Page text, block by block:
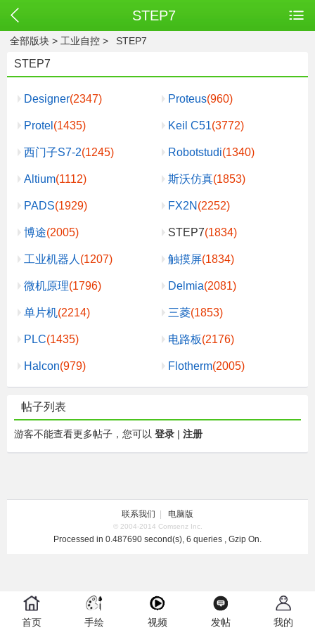
STEP7
全部版块 > 工业自控 > STEP7
STEP7
Designer(2347) Proteus(960)
Protel (1435) Keil C51(3772)
西门子S7-2(1245) Robotstudi(1340)
Altium(1112) 斯沃仿真(1853)
PADS(1929) FX2N (2252)
博途(2005) STEP7(1834)
工业机器人 (1207) 触摸屏(1834)
微机原理(1796) Delmia(2081)
单片机(2214) 三菱(1853)
PLC(1435) 电路板(2176)
Halcon(979) Flotherm(2005)
帖子列表
游客不能查看更多帖子，您可以 登录 | 注册
联系我们 电脑版
© 2004-2014 Comsenz Inc.
Processed in 0.487690 second(s), 6 queries , Gzip On.
首页 手绘 视频 发帖 我的